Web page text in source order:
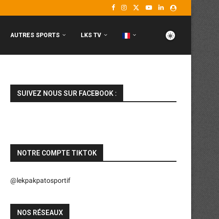
AUTRES SPORTS LKS TV
SUIVEZ NOUS SUR FACEBOOK :
NOTRE COMPTE TIKTOK
@lekpakpatosportif
NOS RÉSEAUX